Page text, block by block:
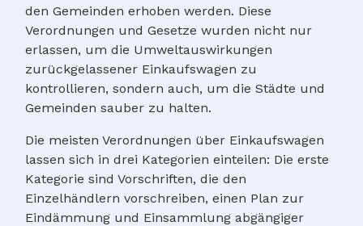
den Gemeinden erhoben werden. Diese
Verordnungen und Gesetze wurden nicht nur
erlassen, um die Umweltauswirkungen
zurückgelassener Einkaufswagen zu
kontrollieren, sondern auch, um die Städte und
Gemeinden sauber zu halten.
Die meisten Verordnungen über Einkaufswagen
lassen sich in drei Kategorien einteilen: Die erste
Kategorie sind Vorschriften, die den
Einzelhändlern vorschreiben, einen Plan zur
Eindämmung und Einsammlung abgängiger